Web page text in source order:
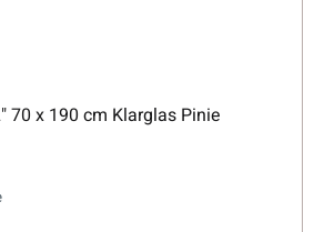
70 x 190 cm Klarglas Pinie